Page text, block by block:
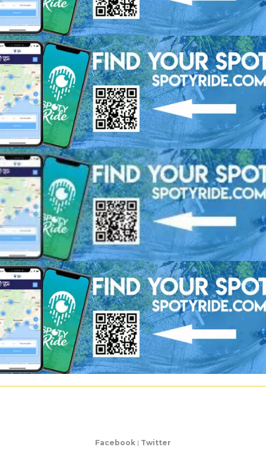
Facebook | Twitter